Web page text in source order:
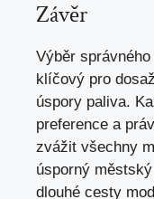
Závěr
Výběr
klíčový pro
úspory paliva.
preference a
zvážit všechny
úsporný
dlouhé cesty